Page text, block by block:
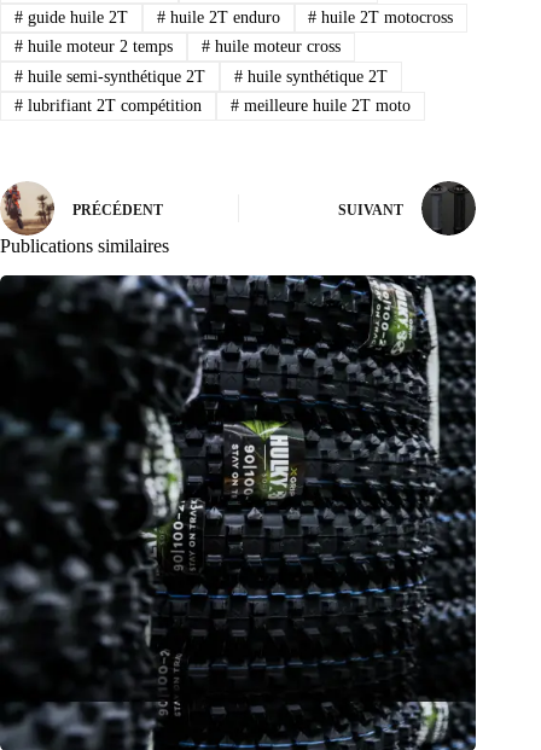
#guide huile 2T #huile 2T enduro # huile 2T motocross
#huile moteur 2 temps #huile moteur cross
#huile semi-synthétique 2T #huile synthétique 2T
#lubrifiant 2T compétition #meilleure huile 2T moto
PRÉCÉDENT SUIVANT
Publications similaires